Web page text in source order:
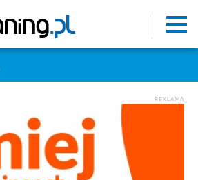
REKLAMA